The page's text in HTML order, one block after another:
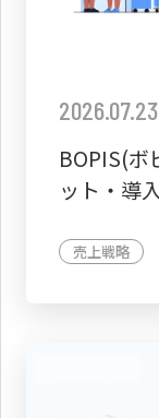
2026.07.23
BOPIS(ボ
ット・導
売上戦略